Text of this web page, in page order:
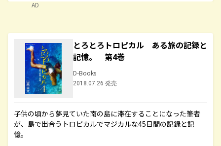
AD
とろとろトロピカル ある旅の記録と
記憶。 第4巻
D-Books
2018.07.26 発売
子供の頃から夢見ていた南の島に滞在することになった筆者
が、島で出合うトロピカルでマジカルな45日間の記録と記
憶。